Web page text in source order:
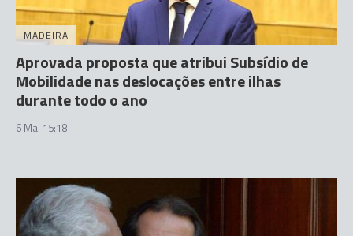
MADEIRA
Aprovada proposta que atribui Subsídio de
Mobilidade nas deslocações entre ilhas
durante todo o ano
6 Mai 15:18